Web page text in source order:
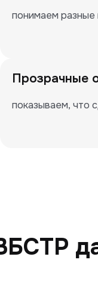
понимаем разные
Прозрачные
показываем, что